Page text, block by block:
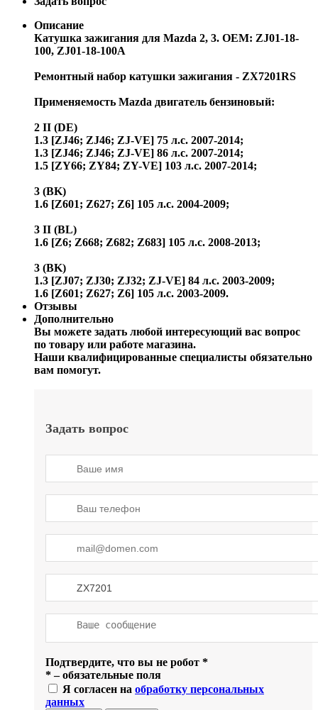
Описание
Катушка зажигания для Mazda 2, 3. OEM: ZJ01-18-
100, ZJ01-18-100A
Ремонтный набор катушки зажигания - ZX7201RS
Применяемость Mazda двигатель бензиновый:
2 II (DE)
1.3 [ZJ46; ZJ46; ZJ-VE] 75 л.с. 2007-2014;
1.3 [ZJ46; ZJ46; ZJ-VE] 86 л.с. 2007-2014;
1.5 [ZY66; ZY84; ZY-VE] 103 л.с. 2007-2014;
3 (BK)
1.6 [Z601; Z627; Z6] 105 л.с. 2004-2009;
3 II (BL)
1.6 [Z6; Z668; Z682; Z683] 105 л.с. 2008-2013;
3 (BK)
1.3 [ZJ07; ZJ30; ZJ32; ZJ-VE] 84 л.с. 2003-2009;
1.6 [Z601; Z627; Z6] 105 л.с. 2003-2009.
Отзывы
Дополнительно
Вы можете задать любой интересующий вас вопрос
по товару или работе магазина.
Наши квалифицированные специалисты обязательно
вам помогут.
Задать вопрос
Подтвердите, что вы не робот *
*– обязательные поля
Я согласен на обработку персональных
данных